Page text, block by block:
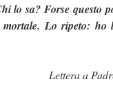
lo sa? Forse questo
mortale. Lo ripeto:
Lettera a